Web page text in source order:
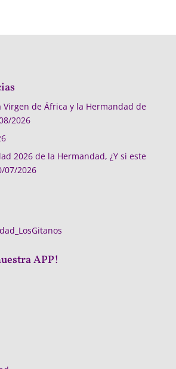
Virgen de África y la Hermandad de
2026
2026 de la Hermandad, ¿Y si este
07/2026
APP!